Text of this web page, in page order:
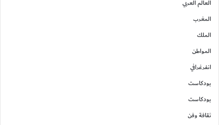
العالم العربي
المغرب
الملك
المواطن
انفرغرافي
بودكاست
بودكاست
ثقافة وفن